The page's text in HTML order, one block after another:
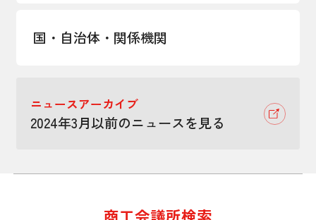
国・自治体・関係機関
ニュースアーカイブ
2024年3月以前のニュースを見る
商工会議所検索